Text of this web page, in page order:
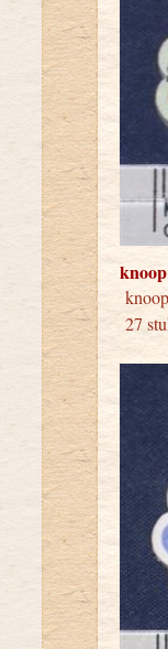
27